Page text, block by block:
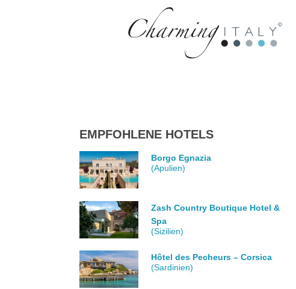
EMPFOHLENE HOTELS
Borgo Egnazia
(Apulien)
Zash Country Boutique Hotel &
Spa
(Sizilien)
Hôtel des Pecheurs – Corsica
(Sardinien)